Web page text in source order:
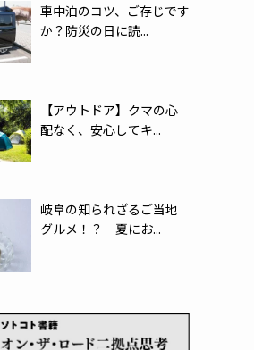
車中泊のコツ、ご存じです
か？防災の日に読...
【アウトドア】クマの心
配なく、安心してキ...
岐阜の知られざるご当地
グルメ！？ 夏にお...